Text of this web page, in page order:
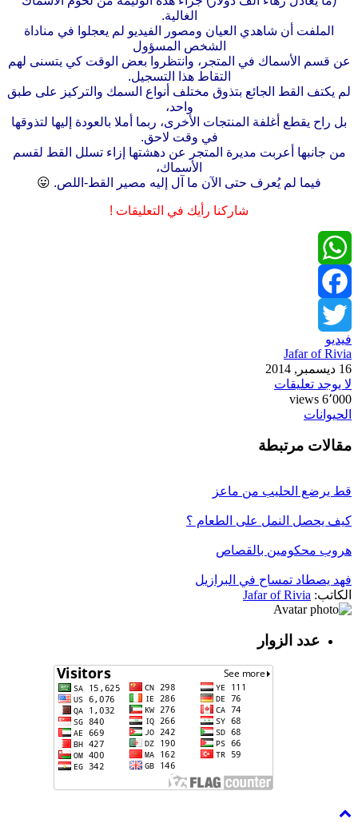
الغالية.
الملفت أن شاهدي العيان ومصور الفيديو لم يعجلوا في مناداة
الشخص المسؤول
عن قسم الأسماك في المتجر، وانتظروا بعض الوقت كي يتسنى لهم
التقاط هذا التسجيل.
لم يكتف القط الجائع بتذوق مختلف أنواع السمك والتركيز على طبق
واحد،
بل راح يقطع أغلفة المنتجات الأخرى، ربما أملا بالعودة إليها لتذوقها
في وقت لاحق.
من جانبها أعربت مديرة المتجر عن دهشتها إزاء تسلل القط لقسم
الأسماك،
فيما لم يُعرف حتى الآن ما آل إليه مصير القط-اللص. 😛
شاركنا رأيك في التعليقات !
WhatsApp
Facebook
Twitter
فيديو
Jafar of Rivia
16 ديسمبر, 2014
لا يوجد تعليقات
6٬000 views
الحيوانات
مقالات مرتبطة
قط يرضع الحليب من ماعز
كيف يحصل النمل على الطعام ؟
هروب محكومين بالقصاص
فهد يصطاد تمساح في البرازيل
الكاتب: Jafar of Rivia
عدد الزوار